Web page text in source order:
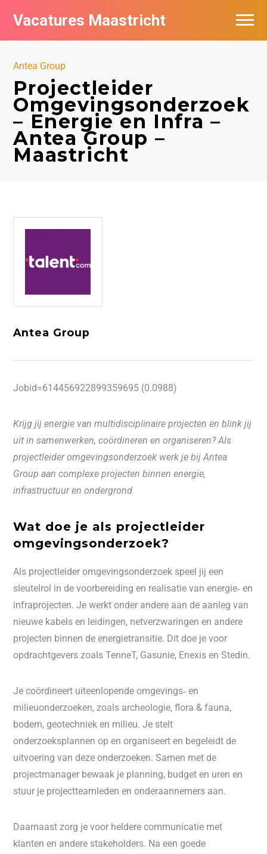
Vacatures Maastricht
Antea Group
Projectleider
Omgevingsonderzoek
– Energie en Infra –
Antea Group –
Maastricht
Antea Group
Jobid=614456922899359695 (0.0988)
Krijg jij energie van multidisciplinaire projecten en blink jij
uit in samenwerken, coördineren en organiseren? Als
projectleider omgevingsonderzoek werk je bij Antea
Group aan complexe projecten binnen energie,
infrastructuur en ondergrond.
Wat doe je als projectleider
omgevingsonderzoek?
Als projectleider omgevingsonderzoek speel jij een
sleutelrol in de voorbereiding en realisatie van energie‑ en
infraprojecten. Je werkt onder andere aan de aanleg van
nieuwe kabels en leidingen, netverzwaringen en andere
projecten binnen de energietransitie. Dit doe je voor
opdrachtgevers zoals TenneT, Gasunie, Enexis en Stedin.
Je coördineert uiteenlopende omgevings‑ en
milieuonderzoeken, zoals archeologie, flora & fauna,
bodem, geotechniek en milieu. Je stelt
onderzoeksplannen op en organiseert en begeleidt de
uitvoering van deze onderzoeken. Samen met de
projectmanager bewaak je planning, budget en uren en
stuur je projectteamleden en onderaannemers aan.
Daarnaast zorg je voor heldere communicatie met
klanten en andere stakeholders. Na een goede
Vacatures per bedrijf in Maastricht
De populairste vacatures in Maastricht